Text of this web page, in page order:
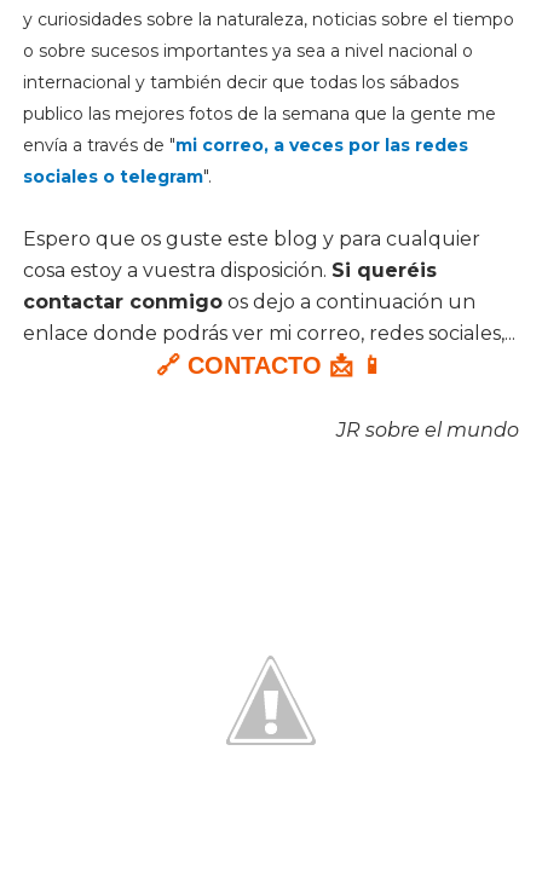
y curiosidades sobre la naturaleza, noticias sobre el tiempo
o sobre sucesos importantes ya sea a nivel nacional o
internacional y también decir que todas los sábados
publico las mejores fotos de la semana que la gente me
envía a través de "mi correo, a veces por las redes
sociales o telegram".
Espero que os guste este blog y para cualquier
cosa estoy a vuestra disposición. Si queréis
contactar conmigoos dejo a continuación un
enlace donde podrás ver mi correo, redes sociales,...
🔗 CONTACTO 📩 📱
JR sobre el mundo